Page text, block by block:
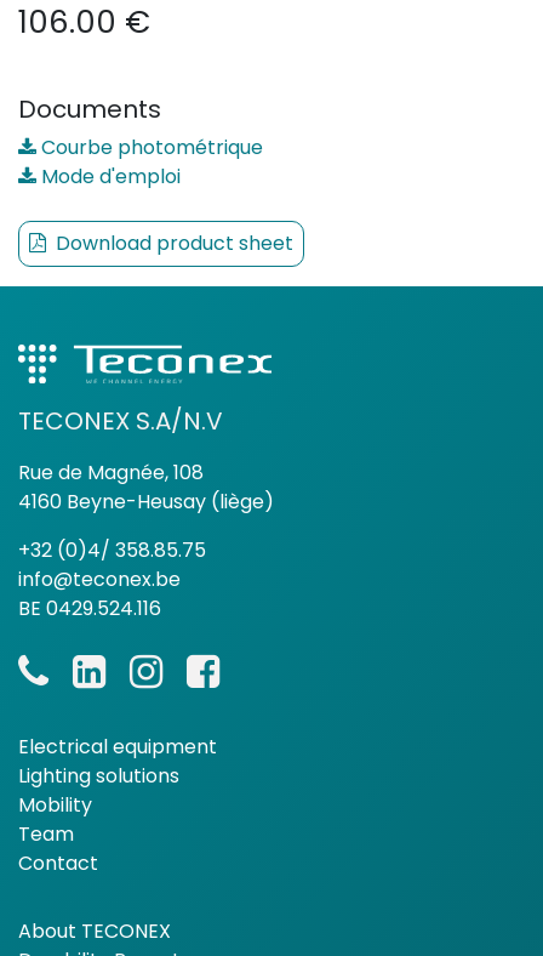
106.00 €
Documents
Courbe photométrique
Mode d'emploi
Download product sheet
TECONEX S.A/N.V
Rue de Magnée, 108
4160 Beyne-Heusay (liège)
+32 (0)4/ 358.85.75
info@teconex.be
BE 0429.524.116
Electrical equipment
Lighting solutions
Mobility
Team
Contact
About TECONEX